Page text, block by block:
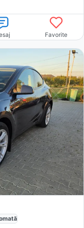
Favorite